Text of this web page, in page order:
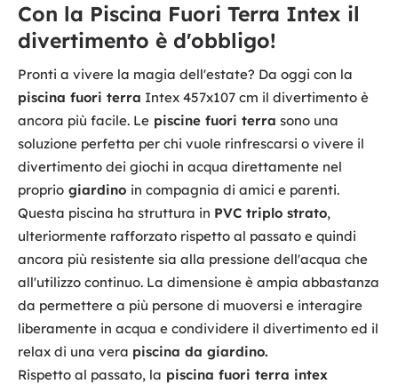
Con la Piscina Fuori Terra Intex il
divertimento è d'obbligo!
Pronti a vivere la magia dell'estate? Da oggi con la
piscina fuori terra Intex 457x107 cm il divertimento è
ancora più facile. Le piscine fuori terra sono una
soluzione perfetta per chi vuole rinfrescarsi o vivere il
divertimento dei giochi in acqua direttamente nel
proprio giardino in compagnia di amici e parenti.
Questa piscina ha struttura in PVC triplo strato,
ulteriormente rafforzato rispetto al passato e quindi
ancora più resistente sia alla pressione dell'acqua che
all'utilizzo continuo. La dimensione è ampia abbastanza
da permettere a più persone di muoversi e interagire
liberamente in acqua e condividere il divertimento ed il
relax di una vera piscina da giardino.
Rispetto al passato, la piscina fuori terra intex